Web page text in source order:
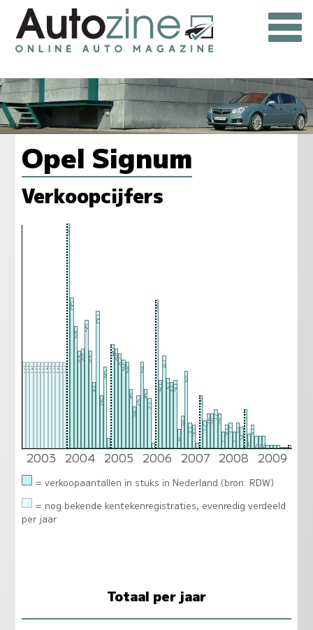
Opel Signum
Verkoopcijfers
37373737373737373737
37
37
99
66
53
43
44
56
43
29
60
23
36
4
46
44
42
39
38
26
18
23
38
26
22
65
30
41
31
29
30
8
14
34
11
10
23
12
15
15
17
15
7
1011
7
11
9
17
6
10
5
55
11
11
0
0
1
2003 2004 2005 2006 2007 2008 2009
= verkoopaantallen in stuks in Nederland (bron: RDW)
= nog bekende kentekenregistraties, evenredig verdeeld
per jaar
Totaal per jaar